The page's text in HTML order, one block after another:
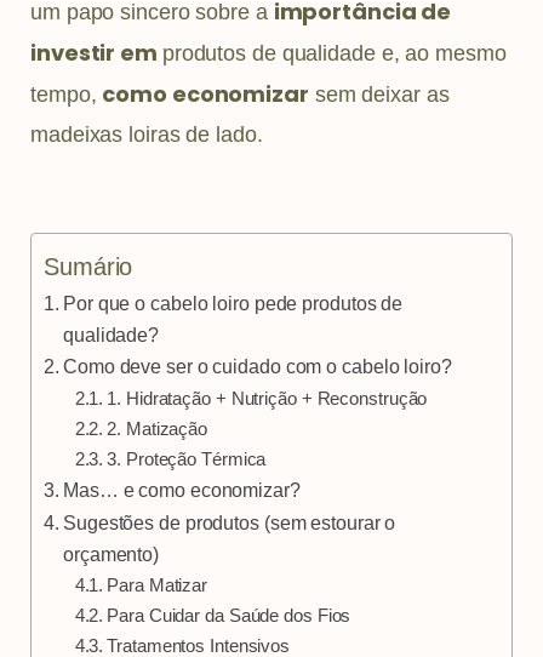
um papo sincero sobre a importância de
investir em produtos de qualidade e, ao mesmo
tempo, como economizar sem deixar as
madeixas loiras de lado.
Sumário
Por que o cabelo loiro pede produtos de
qualidade?
Como deve ser o cuidado com o cabelo loiro?
1. Hidratação + Nutrição + Reconstrução
2. Matização
3. Proteção Térmica
Mas… e como economizar?
Sugestões de produtos (sem estourar o
orçamento)
Para Matizar
Para Cuidar da Saúde dos Fios
Tratamentos Intensivos